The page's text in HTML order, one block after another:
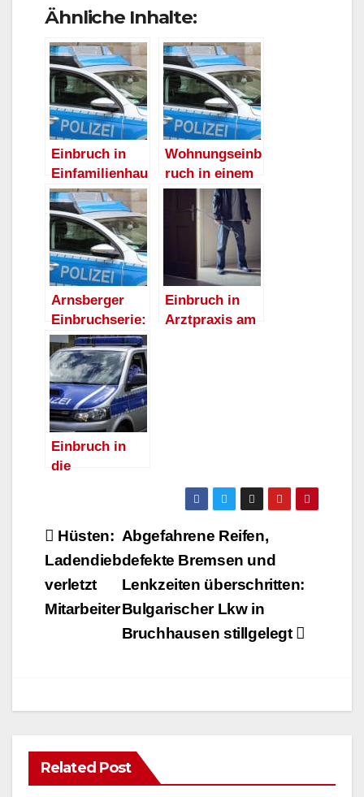
Ähnliche Inhalte:
Einbruch in
Einfamilienhau
s in Moosfelde
Wohnungseinb
ruch in einem
Mehrfamilienh
aus in
Moosfelde
Arnsberger
Einbruchserie:
Einbruch in
Kindergarten
Moosfelde
Einbruch in
Arztpraxis am
Einbruch in
die
Beitragsnavigation
Abgefahrene Reifen,
defekte Bremsen und
Lenkzeiten überschritten:
Bulgarischer Lkw in
Bruchhausen stillgelegt
Hüsten:
Ladendieb
verletzt
Mitarbeiter
Related Post